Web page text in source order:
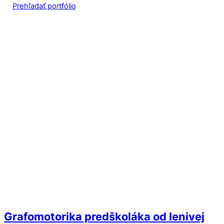
Prehľadať portfólio
Grafomotorika predškoláka od lenivej